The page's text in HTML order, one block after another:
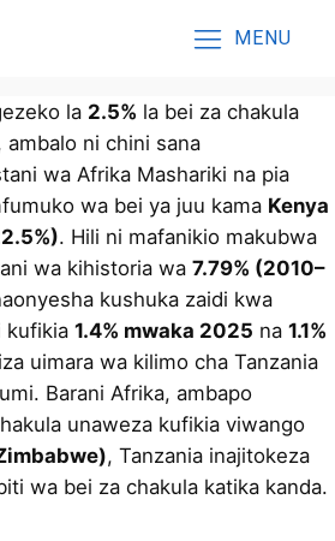
MENU
la 2.5% la bei za chakula
ni chini sana
wa Afrika Mashariki na pia
wa bei ya juu kama Kenya
. Hili ni mafanikio makubwa
wa kihistoria wa 7.79% (2010–
kushuka zaidi kwa
kufikia 1.4% mwaka 2025 na 1.1%
uimara wa kilimo cha Tanzania
Barani Afrika, ambapo
unaweza kufikia viwango
, Tanzania inajitokeza
wa bei za chakula katika kanda.